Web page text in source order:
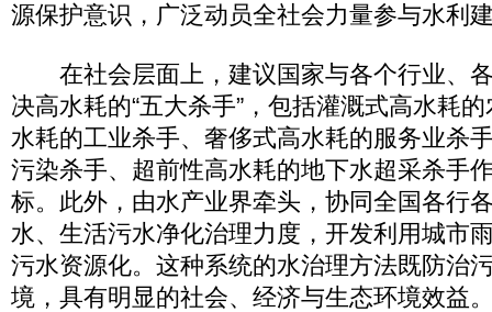
源保护意识，广泛动员全社会力量参与水利
在社会层面上，建议国家与各个行业、
决高水耗的“五大杀手”，包括灌溉式高水耗
水耗的工业杀手、奢侈式高水耗的服务业杀
污染杀手、超前性高水耗的地下水超采杀手
标。此外，由水产业界牵头，协同全国各行
水、生活污水净化治理力度，开发利用城市
污水资源化。这种系统的水治理方法既防治
境，具有明显的社会、经济与生态环境效益